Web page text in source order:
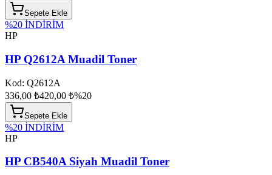
Sepete Ekle
%20 İNDİRİM
HP
HP Q2612A Muadil Toner
Kod: Q2612A
336,00 ₺420,00 ₺%20
Sepete Ekle
%20 İNDİRİM
HP
HP CB540A Siyah Muadil Toner